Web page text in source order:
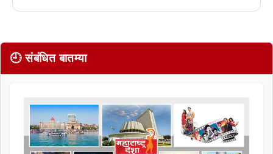
🕘 संबंधित बातम्या